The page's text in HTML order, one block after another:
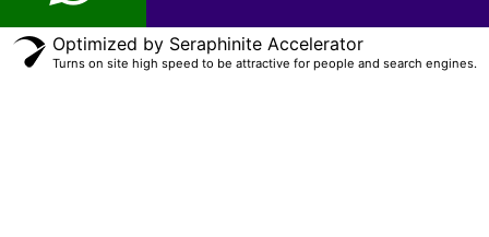
Optimized by Seraphinite Accelerator
Turns on site high speed to be attractive for people and search engines.